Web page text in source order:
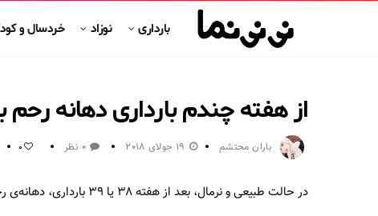
بارداری نوزاد خردسال و
از هفته چندم بارداری دهانه رحم
باران محتشم 19 جولای 2018 0 نظر 0
در حالت طبیعی و نرمال،‌ بعد از هفته ۳۸ یا ۳۹ بارداری، دهانه‌ی رحم برای زایمان طبیعی باز می‌شود…